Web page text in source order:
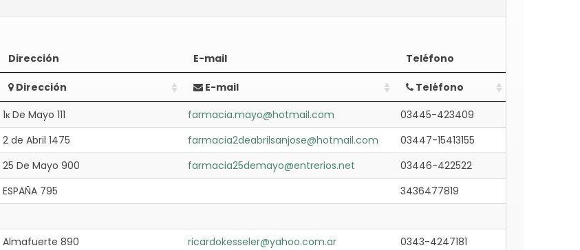
Dirección E-mail Teléfono
Dirección E-mail
Teléfono
1к De Mayo 111 farmacia.mayo@hotmail.com
03445-423409
2 de Abril 1475 farmacia2deabrilsanjose@hotmail.com
03447-15413155
25 De Mayo 900 farmacia25demayo@entrerios.net
03446-422522
ESPAÑA 795
3436477819
Almafuerte 890 ricardokesseler@yahoo.com.ar
0343-4247181